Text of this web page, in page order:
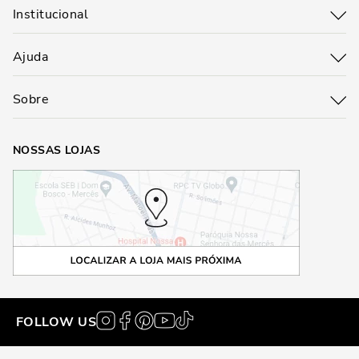
Institucional
Ajuda
Sobre
NOSSAS LOJAS
FOLLOW US